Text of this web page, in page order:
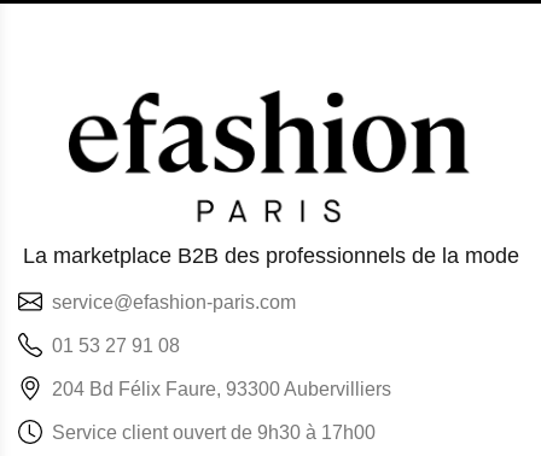
La marketplace B2B des professionnels de la mode
service@efashion-paris.com
01 53 27 91 08
204 Bd Félix Faure, 93300 Aubervilliers
Service client ouvert de 9h30 à 17h00